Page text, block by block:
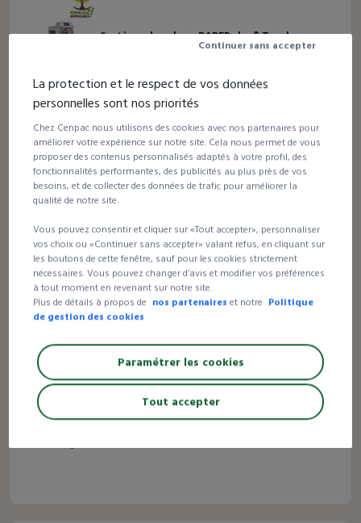
Système de calage PAPERplus® Track
Location
Location
Système de calage PAPERplus® Classic
La protection et le respect de vos données
personnelles sont nos priorités
Chez Cenpac nous utilisons des cookies avec nos partenaires pour
améliorer votre expérience sur notre site. Cela nous permet de vous
proposer des contenus personnalisés adaptés à votre profil, des
fonctionnalités performantes, des publicités au plus près de vos
besoins, et de collecter des données de trafic pour améliorer la
qualité de notre site.
Vous pouvez consentir et cliquer sur «Tout accepter», personnaliser
vos choix ou «Continuer sans accepter» valant refus, en cliquant sur
les boutons de cette fenêtre, sauf pour les cookies strictement
nécessaires. Vous pouvez changer d’avis et modifier vos préférences
à tout moment en revenant sur notre site.
Plus de détails à propos de nos partenaires et notre Politique
de gestion des cookies
Continuer sans accepter
Paramétrer les cookies
Tout accepter